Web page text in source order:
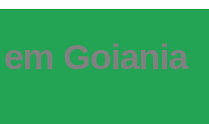
Goiania